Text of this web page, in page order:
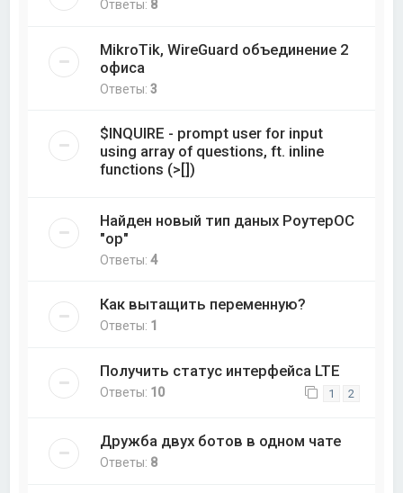
Ответы: 8
MikroTik, WireGuard объединение 2
офиса
Ответы:3
$INQUIRE - prompt user for input
using array of questions, ft. inline
functions (>[])
Найден новый тип даных РоутерОС
"op"
Ответы:4
Как вытащить переменную?
Ответы: 1
Получить статус интерфейса LTE
Ответы: 10 1 2
Дружба двух ботов в одном чате
Ответы: 8